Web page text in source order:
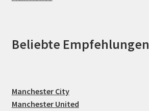
Beliebte Empfehlungen
Manchester City
Manchester United